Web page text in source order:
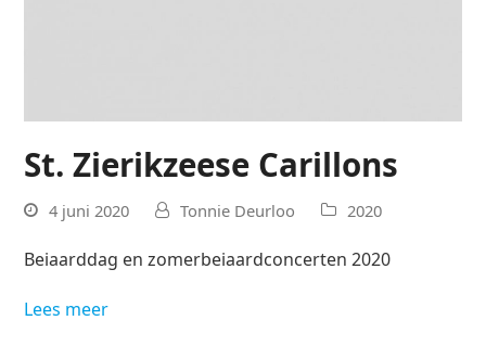
St. Zierikzeese Carillons
4 juni 2020 Tonnie Deurloo 2020
Beiaarddag en zomerbeiaardconcerten 2020
Lees meer